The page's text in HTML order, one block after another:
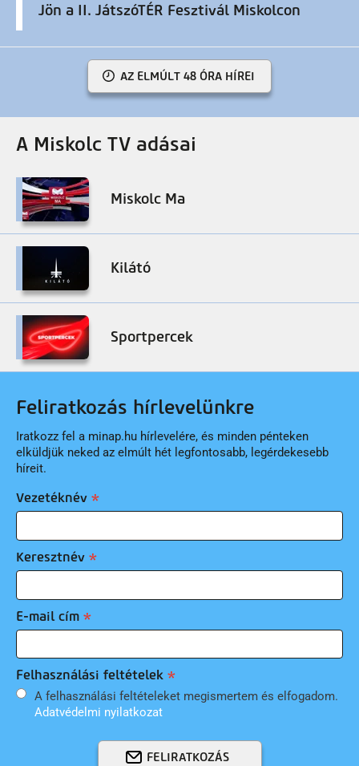
Jön a II. JátszóTÉR Fesztivál Miskolcon
AZ ELMÚLT 48 ÓRA HÍREI
A Miskolc TV adásai
Miskolc Ma
Kilátó
Sportpercek
Feliratkozás hírlevelünkre
Iratkozz fel a minap.hu hírlevelére, és minden pénteken
elküldjük neked az elmúlt hét legfontosabb, legérdekesebb
híreit.
Vezetéknév
Keresztnév
E-mail cím
Felhasználási feltételek
A felhasználási feltételeket megismertem és elfogadom.
Adatvédelmi nyilatkozat
FELIRATKOZÁS